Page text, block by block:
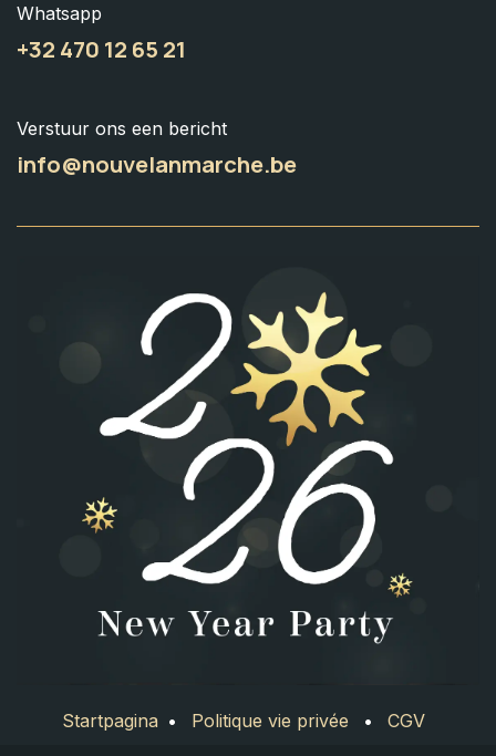
Verstuur ons een bericht
info@nouvelanmarche.be
Whatsapp
+32 470 12 65 21
Startpagina • Politique vie privée • CGV